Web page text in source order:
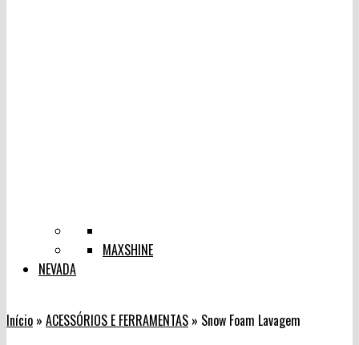
MAXSHINE
NEVADA
Início » ACESSÓRIOS E FERRAMENTAS » Snow Foam Lavagem